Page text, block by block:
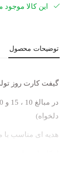
این کالا
توضیحات محصول
گیفت کارت روز
دلخواه)
هدیه ای مناسب با